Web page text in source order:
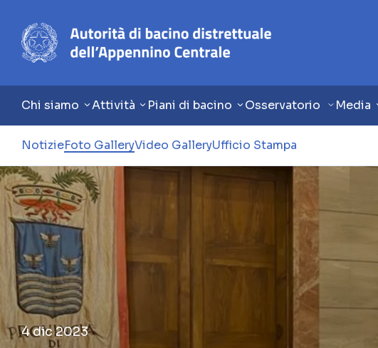
Chi siamo Attività Piani di bacino Osservatorio Media
NotizieFoto GalleryVideo GalleryUfficio Stampa
4 dic 2023